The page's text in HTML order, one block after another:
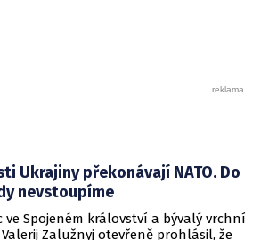
Ukrajiny překonávají NATO. Do
nevstoupíme
ve Spojeném království a bývalý vrchní
Zalužnyj otevřeně prohlásil, že